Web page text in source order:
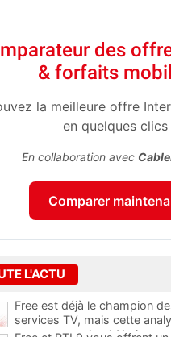
des
& forfaits
la meilleure offre
en quelques clics
En collaboration avec
Comparer
L'ACTU
Free est déjà le champion
services TV, mais cette
encore au moins 141 ajouts